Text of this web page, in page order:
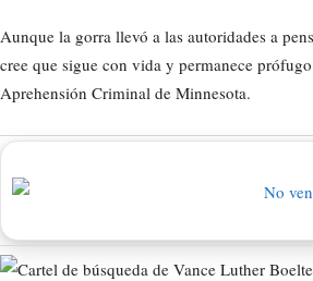
Aunque la gorra llevó a las autoridades a
cree que sigue con vida y permanece
Aprehensión Criminal de Minnesota.